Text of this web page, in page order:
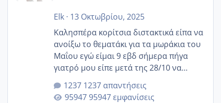
Elk· 13 Οκτωβρίου, 2025
Καλησπέρα κορίτσια διστακτικά είπα να
ανοίξω το θεματάκι για τα μωράκια του
Μαΐου εγώ είμαι 9 εβδ σήμερα πήγα
γιατρό μου είπε μετά της 28/10 να
κλείσω ραντεβού για την αυχενική είναι
καμιά άλλη κοπέλα να γεννάει Μάιο ;;
1237 απαντήσεις
95947 εμφανίσεις